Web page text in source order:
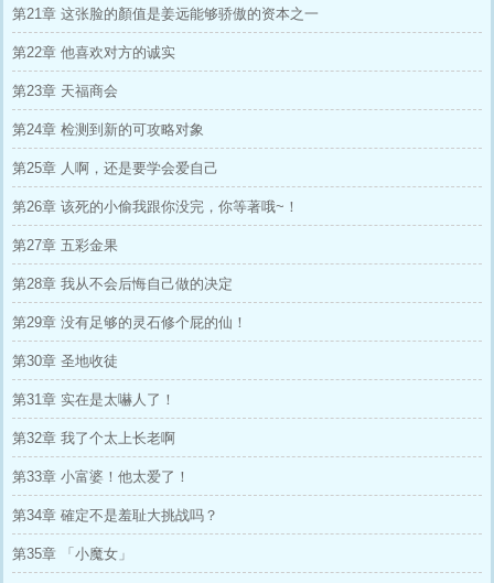
第21章 这张脸的顏值是姜远能够骄傲的资本之一
第22章 他喜欢对方的诚实
第23章 天福商会
第24章 检测到新的可攻略对象
第25章 人啊，还是要学会爱自己
第26章 该死的小偷我跟你没完，你等著哦~！
第27章 五彩金果
第28章 我从不会后悔自己做的决定
第29章 没有足够的灵石修个屁的仙！
第30章 圣地收徒
第31章 实在是太嚇人了！
第32章 我了个太上长老啊
第33章 小富婆！他太爱了！
第34章 確定不是羞耻大挑战吗？
第35章 「小魔女」